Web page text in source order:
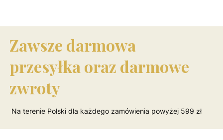
Zawsze darmowa
przesyłka oraz darmowe
zwroty
Na terenie Polski dla każdego zamówienia powyżej 599 zł